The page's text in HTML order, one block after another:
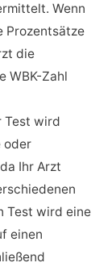
Wenn
Prozentsätze
die
WBK-Zahl
Test wird
oder
Ihr Arzt
Test wird eine
einen